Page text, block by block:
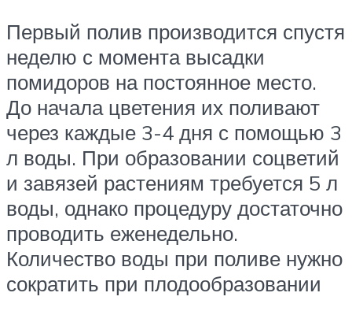
Первый полив производится спустя
неделю с момента высадки
помидоров на постоянное место.
До начала цветения их поливают
через каждые 3-4 дня с помощью 3
л воды. При образовании соцветий
и завязей растениям требуется 5 л
воды, однако процедуру достаточно
проводить еженедельно.
Количество воды при поливе нужно
сократить при плодообразовании